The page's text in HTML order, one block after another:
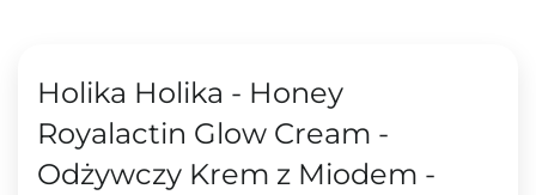
Holika Holika - Honey
Royalactin Glow Cream -
Odżywczy Krem z Miodem -